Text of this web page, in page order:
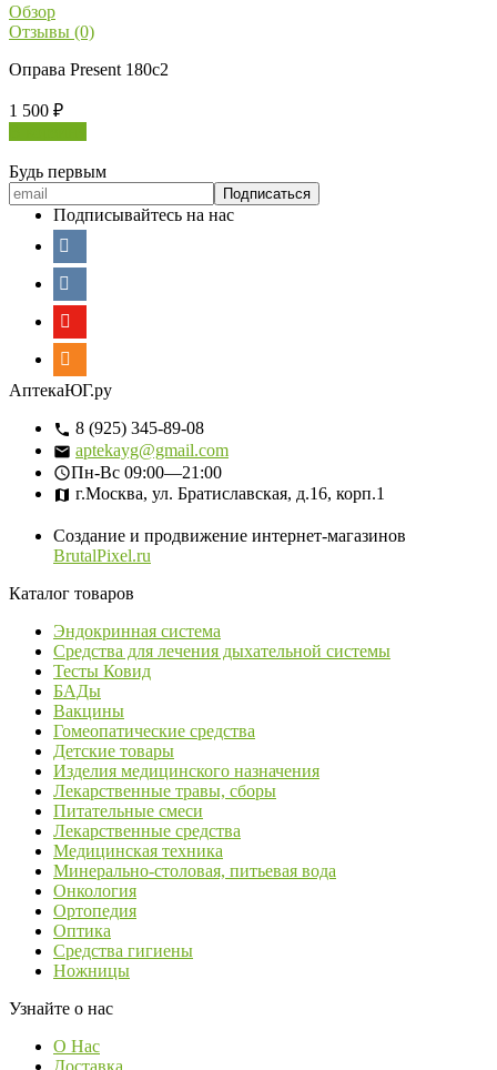
Обзор
Отзывы (0)
Оправа Present 180c2
1 500 ₽
Будь первым
Подписывайтесь на нас
АптекаЮГ.ру
8 (925) 345-89-08
aptekayg@gmail.com
Пн-Вс 09:00—21:00
г.Москва, ул. Братиславская, д.16, корп.1
Создание и продвижение интернет-магазинов
BrutalPixel.ru
Каталог товаров
Эндокринная система
Средства для лечения дыхательной системы
Тесты Ковид
БАДы
Вакцины
Гомеопатические средства
Детские товары
Изделия медицинского назначения
Лекарственные травы, сборы
Питательные смеси
Лекарственные средства
Медицинская техника
Минерально-столовая, питьевая вода
Онкология
Ортопедия
Оптика
Средства гигиены
Ножницы
Узнайте о нас
О Нас